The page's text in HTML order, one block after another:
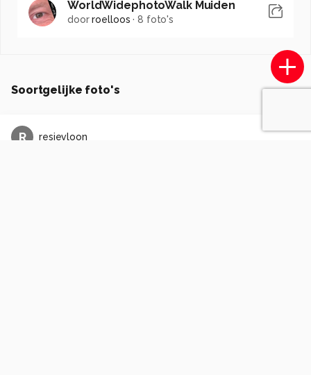
WorldWidephotoWalk Muiden
doorroelloos · 8 foto's
Soortgelijke foto's
R resievloon